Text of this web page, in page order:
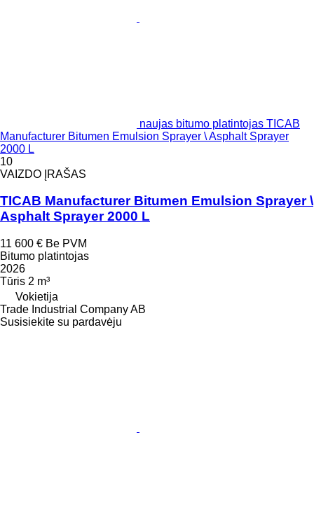
naujas bitumo platintojas TICAB
Manufacturer Bitumen Emulsion Sprayer \ Asphalt Sprayer
2000 L
10
VAIZDO ĮRAŠAS
TICAB Manufacturer Bitumen Emulsion Sprayer \
Asphalt Sprayer 2000 L
11 600 € Be PVM
Bitumo platintojas
2026
Tūris 2 m³
Vokietija
Trade Industrial Company AB
Susisiekite su pardavėju